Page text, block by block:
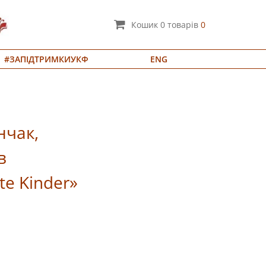
Кошик 0 товарів 0
#ЗАПІДТРИМКИУКФ ENG
Kinder»